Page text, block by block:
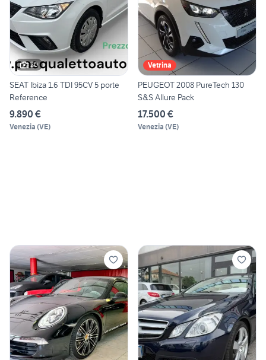
20
SEAT Ibiza 1.6 TDI 95CV 5 porte
Reference
9.890 €
Venezia (VE)
Vetrina
PEUGEOT 2008 PureTech 130
S&S Allure Pack
17.500 €
Venezia (VE)